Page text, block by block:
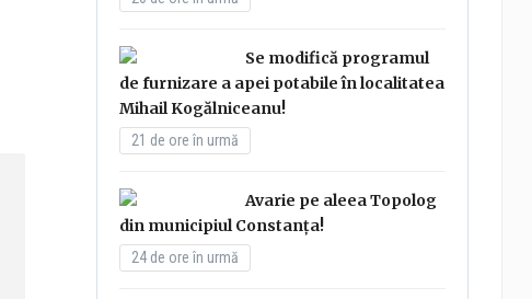
Se modifică programul
de furnizare a apei potabile în localitatea
Mihail Kogălniceanu!
21 de ore în urmă
Avarie pe aleea Topolog
din municipiul Constanța!
24 de ore în urmă